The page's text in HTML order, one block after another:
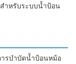
ำหรับระบบน้ำป้อน
รบำบัดน้ำป้อนหม้อ